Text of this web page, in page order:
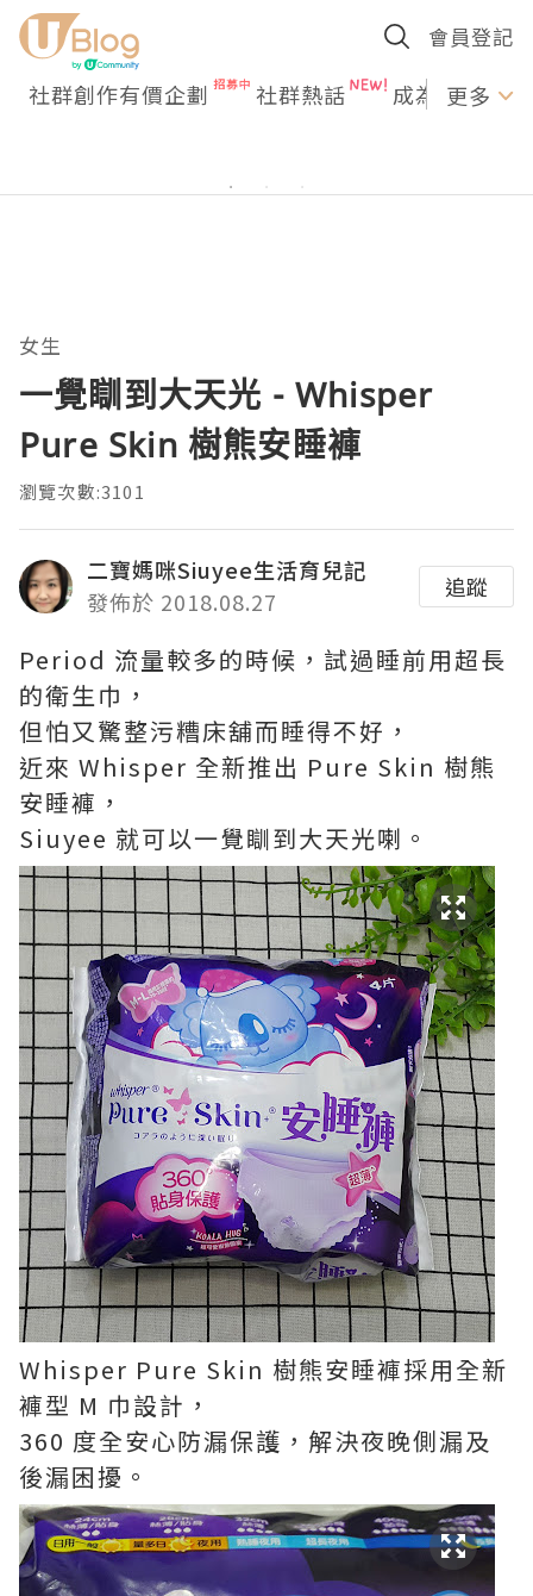
會員登記
社群創作有價企劃 社群熱話 成為U更多
女生
一覺瞓到大天光 - Whisper
Pure Skin 樹熊安睡褲
瀏覽次數:3101
二寶媽咪Siuyee生活育兒記
發佈於 2018.08.27
追蹤
Period 流量較多的時候，試過睡前用超長
的衛生巾，
但怕又驚整污糟床舖而睡得不好，
近來 Whisper 全新推出 Pure Skin 樹熊
安睡褲，
Siuyee 就可以一覺瞓到大天光喇。
Whisper Pure Skin 樹熊安睡褲採用全新
褲型 M 巾設計，
360 度全安心防漏保護，解決夜晚側漏及
後漏困擾。